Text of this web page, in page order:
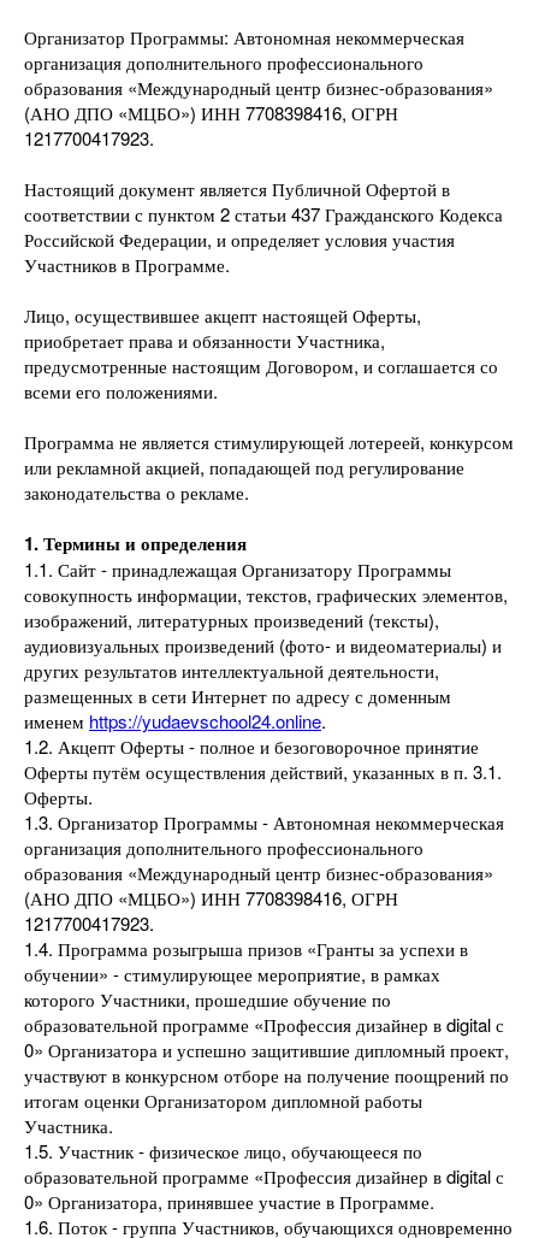
Организатор Программы: Автономная некоммерческая
организация дополнительного профессионального
образования «Международный центр бизнес-образования»
(АНО ДПО «МЦБО») ИНН 7708398416, ОГРН
1217700417923.
Настоящий документ является Публичной Офертой в
соответствии с пунктом 2 статьи 437 Гражданского Кодекса
Российской Федерации, и определяет условия участия
Участников в Программе.
Лицо, осуществившее акцепт настоящей Оферты,
приобретает права и обязанности Участника,
предусмотренные настоящим Договором, и соглашается со
всеми его положениями.
Программа не является стимулирующей лотереей, конкурсом
или рекламной акцией, попадающей под регулирование
законодательства о рекламе.
1. Термины и определения
1.1. Сайт - принадлежащая Организатору Программы
совокупность информации, текстов, графических элементов,
изображений, литературных произведений (тексты),
аудиовизуальных произведений (фото- и видеоматериалы) и
других результатов интеллектуальной деятельности,
размещенных в сети Интернет по адресу с доменным
именем https://yudaevschool24.online.
1.2. Акцепт Оферты - полное и безоговорочное принятие
Оферты путём осуществления действий, указанных в п. 3.1.
Оферты.
1.3. Организатор Программы - Автономная некоммерческая
организация дополнительного профессионального
образования «Международный центр бизнес-образования»
(АНО ДПО «МЦБО») ИНН 7708398416, ОГРН
1217700417923.
1.4. Программа розыгрыша призов «Гранты за успехи в
обучении» - стимулирующее мероприятие, в рамках
которого Участники, прошедшие обучение по
образовательной программе «Профессия дизайнер в digital с
0» Организатора и успешно защитившие дипломный проект,
участвуют в конкурсном отборе на получение поощрений по
итогам оценки Организатором дипломной работы
Участника.
1.5. Участник - физическое лицо, обучающееся по
образовательной программе «Профессия дизайнер в digital с
0» Организатора, принявшее участие в Программе.
1.6. Поток - группа Участников, обучающихся одновременно